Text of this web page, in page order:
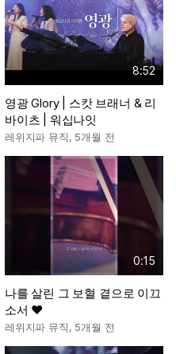
8:52
영광 Glory | 스캇 브래너 & 리
바이츠 | 워십나잇
레위지파 뮤직, 5개월 전
0:15
나를 살린 그 보혈 곁으로 이끄
소서 ❤️
레위지파 뮤직, 5개월 전